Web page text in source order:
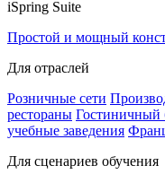
iSpring Suite
Простой и мощный
Для отраслей
Розничные сети
рестораны Гостиничный
учебные заведения
Для сценариев обучения